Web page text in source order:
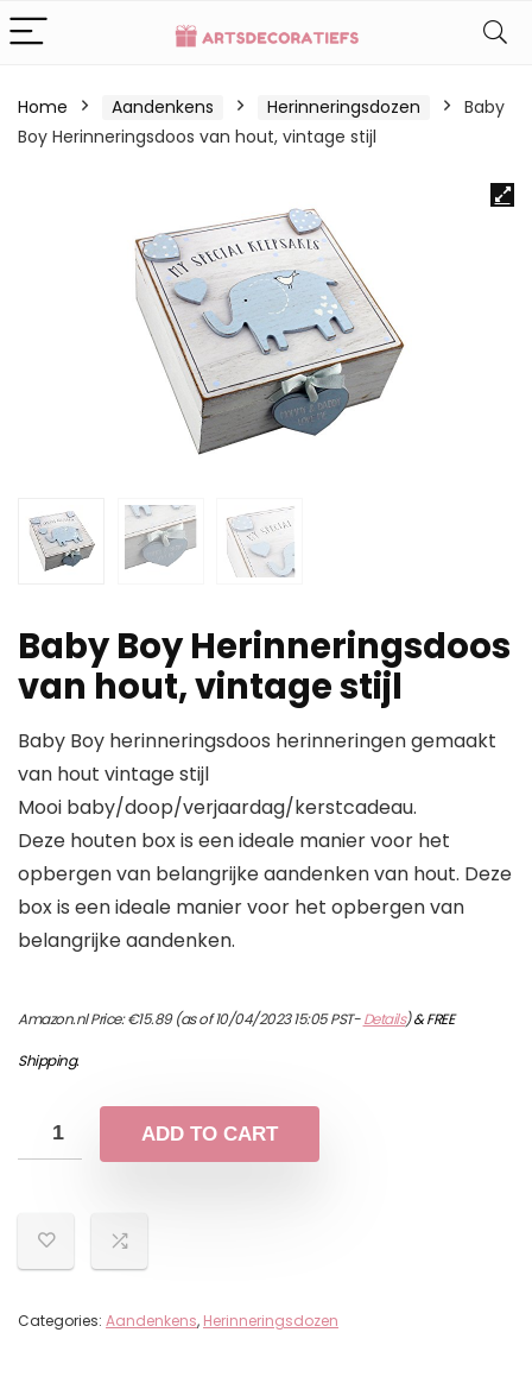
Home Aandenkens Herinneringsdozen
Baby
Boy Herinneringsdoos van hout, vintage stijl
Baby Boy Herinneringsdoos
van hout, vintage stijl
Baby Boy herinneringsdoos herinneringen gemaakt
van hout vintage stijl
Mooi baby/doop/verjaardag/kerstcadeau.
Deze houten box is een ideale manier voor het
opbergen van belangrijke aandenken van hout. Deze
box is een ideale manier voor het opbergen van
belangrijke aandenken.
Amazon.nl Price:€15.89(as of 10/04/2023 15:05 PST-Details)&FREE
Shipping.
ADD TO CART
Categories: Aandenkens, Herinneringsdozen